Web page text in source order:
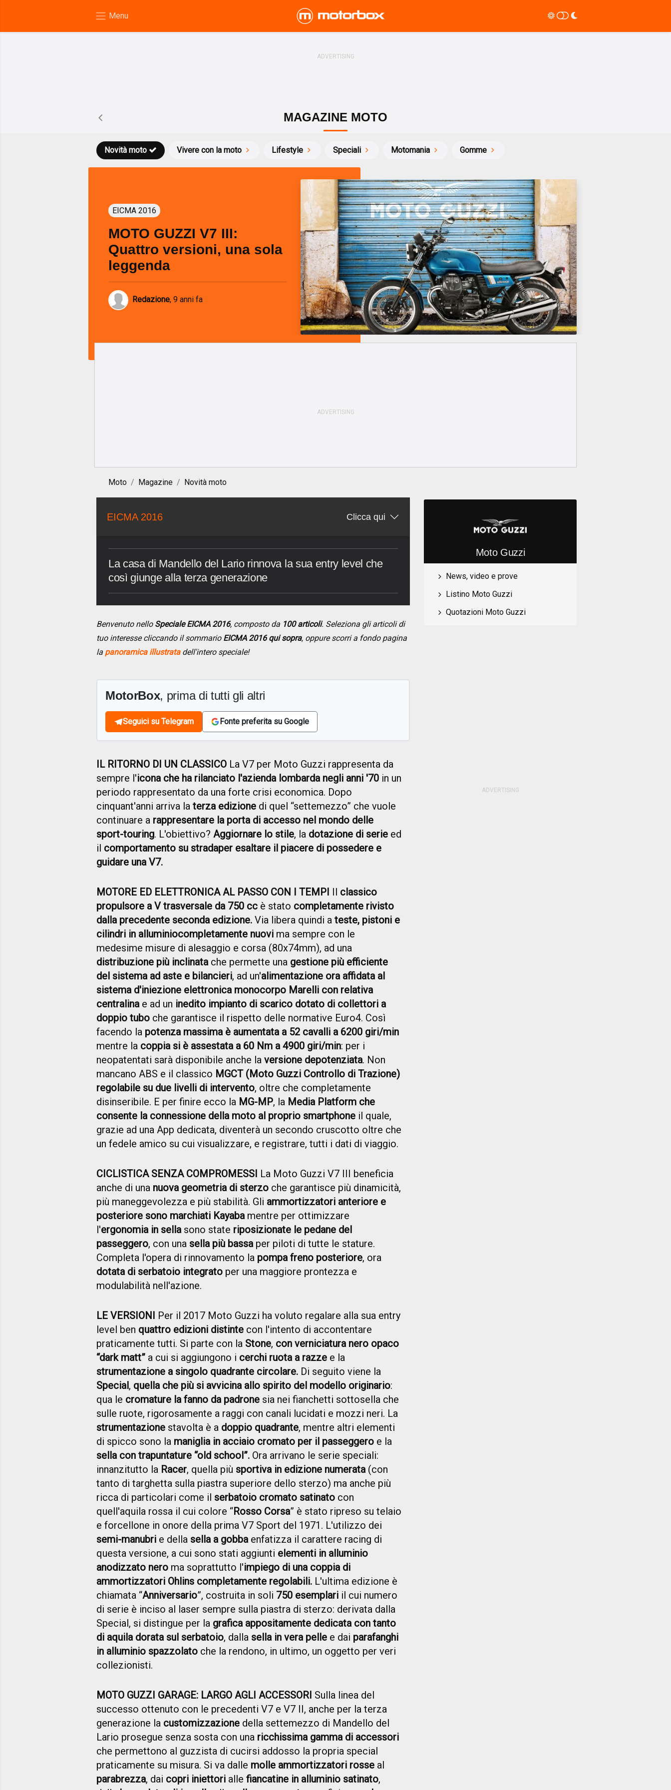
MAGAZINE MOTO
Novità moto Vivere con la moto Lifestyle Speciali Motomania Gomme
EICMA 2016
MOTO GUZZI V7 III:
Quattro versioni, una sola
leggenda
Redazione, 9 anni fa
Moto Magazine Novità moto
EICMA 2016 Clicca qui
La casa di Mandello del Lario rinnova la sua entry level che
così giunge alla terza generazione
Benvenuto nello Speciale EICMA 2016, composto da 100 articoli. Seleziona gli articoli di
tuo interesse cliccando il sommario EICMA 2016 qui sopra, oppure scorri a fondo pagina
la panoramica illustratadell'intero speciale!
MotorBox, prima di tutti gli altri
Seguici su Telegram Fonte preferita su Google
IL RITORNO DI UN CLASSICO La V7 per Moto Guzzi rappresenta da
sempre l'icona che ha rilanciato l'azienda lombarda negli anni '70 in un
periodo rappresentato da una forte crisi economica. Dopo
cinquant'anni arriva la terza edizione di quel “settemezzo” che vuole
continuare a rappresentare la porta di accesso nel mondo delle
sport-touring. L'obiettivo? Aggiornare lo stile, la dotazione di serie ed
il comportamento su stradaper esaltare il piacere di possedere e
guidare una V7.
MOTORE ED ELETTRONICA AL PASSO CON I TEMPI Il classico
propulsore a V trasversale da 750 cc è stato completamente rivisto
dalla precedente seconda edizione. Via libera quindi a teste, pistoni e
cilindri in alluminiocompletamente nuovi ma sempre con le
medesime misure di alesaggio e corsa (80x74mm), ad una
distribuzione più inclinatache permette una gestione più efficiente
del sistema ad aste e bilancieri, ad un'alimentazione ora affidata al
sistema d'iniezione elettronica monocorpo Marelli con relativa
centralinae ad un inedito impianto di scarico dotato di collettori a
doppio tubo che garantisce il rispetto delle normative Euro4. Così
facendo la potenza massima è aumentata a 52 cavalli a 6200 giri/min
mentre la coppia si è assestata a 60 Nm a 4900 giri/min: per i
neopatentati sarà disponibile anche la versione depotenziata. Non
mancano ABS e il classico MGCT (Moto Guzzi Controllo di Trazione)
regolabile su due livelli di intervento, oltre che completamente
disinseribile. E per finire ecco la MG-MP, la Media Platform che
consente la connessione della moto al proprio smartphone il quale,
grazie ad una App dedicata, diventerà un secondo cruscotto oltre che
un fedele amico su cui visualizzare, e registrare, tutti i dati di viaggio.
CICLISTICA SENZA COMPROMESSI La Moto Guzzi V7 III beneficia
anche di una nuova geometria di sterzo che garantisce più dinamicità,
più maneggevolezza e più stabilità. Gli ammortizzatori anteriore e
posteriore sono marchiati Kayabamentre per ottimizzare
l'ergonomia in sellasono state riposizionate le pedane del
passeggero, con una sella più bassaper piloti di tutte le stature.
Completa l'opera di rinnovamento la pompa freno posteriore, ora
dotata di serbatoio integrato per una maggiore prontezza e
modulabilità nell'azione.
LE VERSIONI Per il 2017 Moto Guzzi ha voluto regalare alla sua entry
level ben quattro edizioni distinte con l'intento di accontentare
praticamente tutti. Si parte con la Stone, con verniciatura nero opaco
“dark matt” a cui si aggiungono i cerchi ruota a razze e la
strumentazione a singolo quadrante circolare. Di seguito viene la
Special, quella che più si avvicina allo spirito del modello originario:
qua le cromature la fanno da padrone sia nei fianchetti sottosella che
sulle ruote, rigorosamente a raggi con canali lucidati e mozzi neri. La
strumentazione stavolta è a doppio quadrante, mentre altri elementi
di spicco sono la maniglia in acciaio cromato per il passeggero e la
sella con trapuntature “old school”. Ora arrivano le serie speciali:
innanzitutto la Racer, quella più sportiva in edizione numerata(con
tanto di targhetta sulla piastra superiore dello sterzo) ma anche più
ricca di particolari come il serbatoio cromato satinato con
quell'aquila rossa il cui colore “Rosso Corsa” è stato ripreso su telaio
e forcellone in onore della prima V7 Sport del 1971. L'utilizzo dei
semi-manubri e della sella a gobbaenfatizza il carattere racing di
questa versione, a cui sono stati aggiunti elementi in alluminio
anodizzato nero ma soprattutto l'impiego di una coppia di
ammortizzatori Ohlins completamente regolabili. L'ultima edizione è
chiamata “Anniversario”, costruita in soli 750 esemplari il cui numero
di serie è inciso al laser sempre sulla piastra di sterzo: derivata dalla
Special, si distingue per la grafica appositamente dedicata con tanto
di aquila dorata sul serbatoio, dalla sella in vera pelle e dai parafanghi
in alluminio spazzolato che la rendono, in ultimo, un oggetto per veri
collezionisti.
MOTO GUZZI GARAGE: LARGO AGLI ACCESSORI Sulla linea del
successo ottenuto con le precedenti V7 e V7 II, anche per la terza
generazione la customizzazione della settemezzo di Mandello del
Lario prosegue senza sosta con una ricchissima gamma di accessori
che permettono al guzzista di cucirsi addosso la propria special
praticamente su misura. Si va dalle molle ammortizzatori rosse al
parabrezza, dai copri iniettori alle fiancatine in alluminio satinato,
Moto Guzzi
News, video e prove
Listino Moto Guzzi
Quotazioni Moto Guzzi